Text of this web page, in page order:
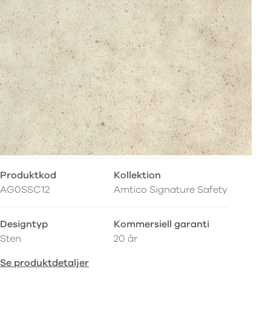
Produktkod
AG0SSC12
Kollektion
Amtico Signature Safety
Designtyp
Sten
Kommersiell garanti
20 år
Se produktdetaljer